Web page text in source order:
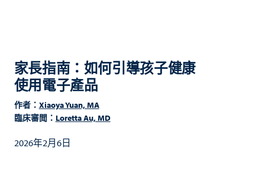
家長指南：如何引導孩子健康
使用電子產品
作者： Xiaoya Yuan, MA
臨床審閲： Loretta Au, MD
2026年2月6日